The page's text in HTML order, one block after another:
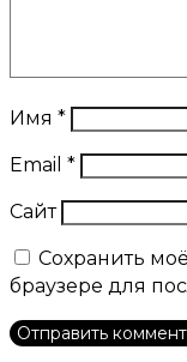
Имя *
Email *
Сайт
Сохранить
браузере для